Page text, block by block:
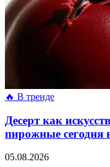
🔥 В тренде
Десерт как
пирожные сегодня
05.08.2026